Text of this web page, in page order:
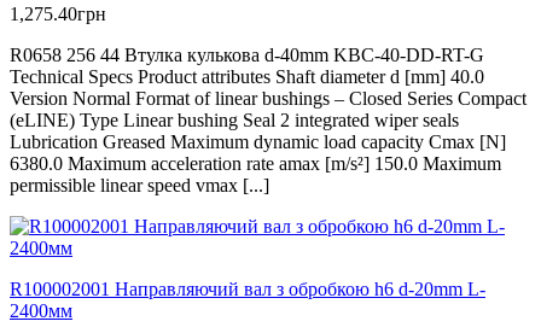
1,275.40грн
R0658 256 44 Втулка кулькова d-40mm KBC-40-DD-RT-G
Technical Specs Product attributes Shaft diameter d [mm] 40.0
Version Normal Format of linear bushings – Closed Series Compact
(eLINE) Type Linear bushing Seal 2 integrated wiper seals
Lubrication Greased Maximum dynamic load capacity Cmax [N]
6380.0 Maximum acceleration rate amax [m/s²] 150.0 Maximum
permissible linear speed vmax [...]
R100002001 Направляючий вал з обробкою h6 d-20mm L-
2400мм